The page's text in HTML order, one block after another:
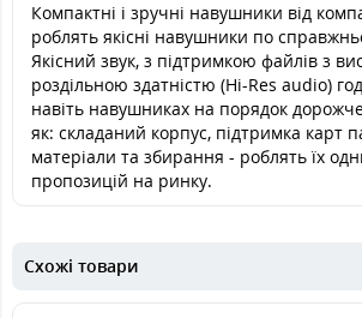
Компактні і зручні навушники від
роблять якісні навушники по
Якісний звук, з підтримкою файлів з
роздільною здатністю (Hi-Res audio)
навіть навушниках на порядок
як: складаний корпус, підтримка карт
матеріали та збирання - роблять їх
пропозицій на ринку.
Схожі товари